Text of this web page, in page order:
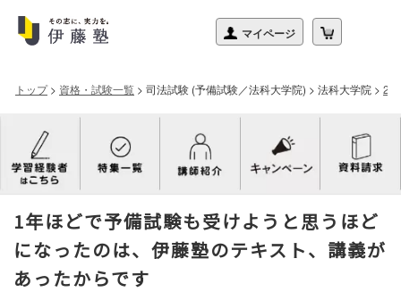
トップ> 資格・試験一覧 > 司法試験 (予備試験／法科大学院) > 法科大学院 >
1年ほどで予備試験も受けようと思うほど
になったのは、伊藤塾のテキスト、講義が
あったからです